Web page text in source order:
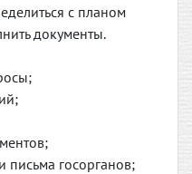
с планом
документы.
письма госорганов;